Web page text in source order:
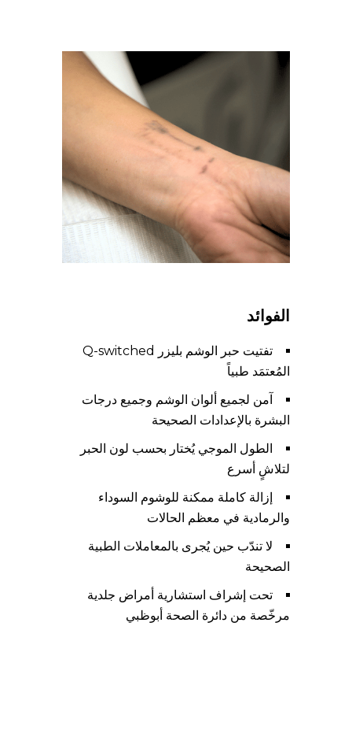
الفوائد
تفتيت حبر الوشم بليزر Q-switched
المُعتمَد طبياً
آمن لجميع ألوان الوشم وجميع درجات
البشرة بالإعدادات الصحيحة
الطول الموجي يُختار بحسب لون الحبر
لتلاشٍ أسرع
إزالة كاملة ممكنة للوشوم السوداء
والرمادية في معظم الحالات
لا تندّب حين يُجرى بالمعاملات الطبية
الصحيحة
تحت إشراف استشارية أمراض جلدية
مرخّصة من دائرة الصحة أبوظبي